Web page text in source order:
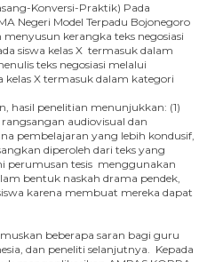
Konversi-Praktik) Pada
Negeri Model Terpadu Bojonegoro
kerangka teks negosiasi
siswa kelas X termasuk dalam
teks negosiasi melalui
kelas X termasuk dalam kategori
hasil penelitian menunjukkan: (1)
audiovisual dan
pembelajaran yang lebih kondusif,
diperoleh dari teks yang
perumusan tesis menggunakan
bentuk naskah drama pendek,
karena membuat mereka dapat
beberapa saran bagi guru
dan peneliti selanjutnya. Kepada